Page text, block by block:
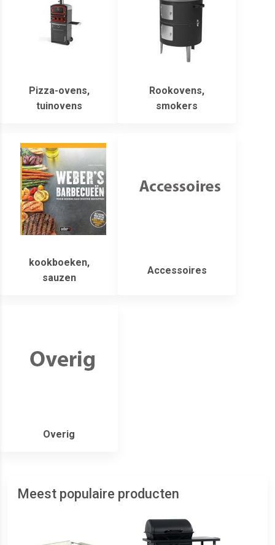
Pizza-ovens,
tuinovens
Rookovens,
smokers
kookboeken,
sauzen
Accessoires
Overig
Meest populaire producten